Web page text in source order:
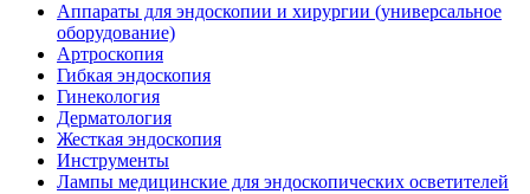
Аппараты для эндоскопии и хирургии (универсальное
оборудование)
Артроскопия
Гибкая эндоскопия
Гинекология
Дерматология
Жесткая эндоскопия
Инструменты
Лампы медицинские для эндоскопических осветителей